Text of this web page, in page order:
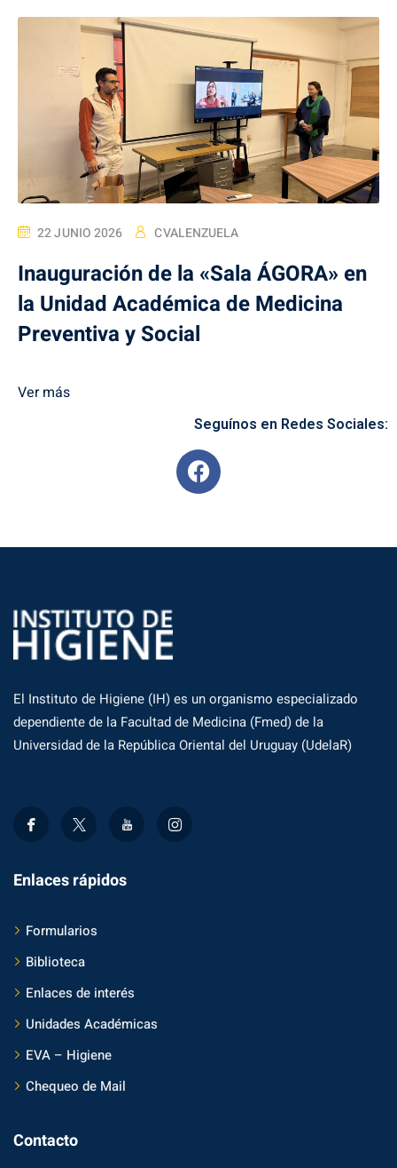
22 JUNIO 2026 CVALENZUELA
Inauguración de la «Sala ÁGORA» en
la Unidad Académica de Medicina
Preventiva y Social
Ver más
Seguínos en Redes Sociales:
El Instituto de Higiene (IH) es un organismo especializado
dependiente de la Facultad de Medicina (Fmed) de la
Universidad de la República Oriental del Uruguay (UdelaR)
Enlaces rápidos
Formularios
Biblioteca
Enlaces de interés
Unidades Académicas
EVA – Higiene
Chequeo de Mail
Contacto